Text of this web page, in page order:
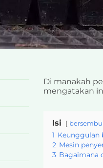
Di manakah
mengatakan
Isi
1 Keunggulan
2 Mesin
3 Bagaimana